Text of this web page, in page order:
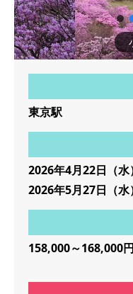
東京駅
2026年4月22日（
2026年5月27日（
158,000～168,000円